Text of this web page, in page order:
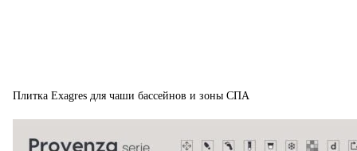
Плитка Exagres для чаши бассейнов и зоны СПА